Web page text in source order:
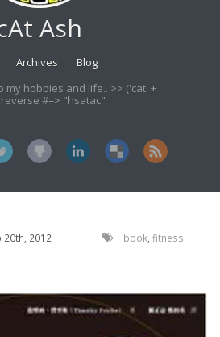
Ash
Archives
Blog
my hobbies and life.. >> ('cat' +
#=> "hsatac"
20th, 2012 book, fitness